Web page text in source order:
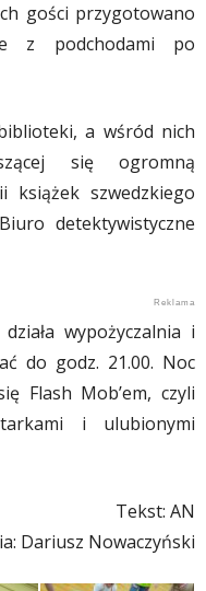
gości przygotowano
z podchodami po
a wśród nich
się ogromną
książek szwedzkiego
detektywistyczne
wypożyczalnia i
do godz. 21.00. Noc
Flash Mob’em, czyli
i ulubionymi
Tekst: AN
Dariusz Nowaczyński